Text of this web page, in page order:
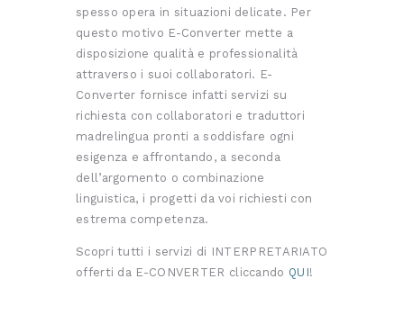
spesso opera in situazioni delicate. Per
questo motivo E-Converter mette a
disposizione qualità e professionalità
attraverso i suoi collaboratori. E-
Converter fornisce infatti servizi su
richiesta con collaboratori e traduttori
madrelingua pronti a soddisfare ogni
esigenza e affrontando, a seconda
dell’argomento o combinazione
linguistica, i progetti da voi richiesti con
estrema competenza.
Scopri tutti i servizi di INTERPRETARIATO
offerti da E-CONVERTER cliccando QUI!